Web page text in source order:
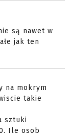
są nawet w
jak ten
na mokrym
takie
sztuki
Ile osob